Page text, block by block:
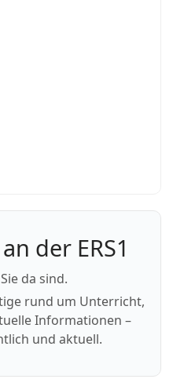
der ERS1
da sind.
rund um Unterricht,
Informationen –
und aktuell.